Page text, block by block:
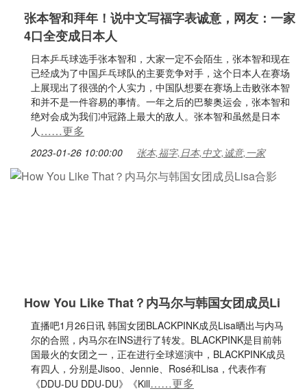
张本智和拜年！说中文写福字表诚意，网友：一家
4口全变成日本人
日本乒乓球选手张本智和，大家一定不会陌生，张本智和现在
已经成为了中国乒乓球队的主要竞争对手，这个日本人在赛场
上展现出了很强的个人实力，中国队想要在赛场上击败张本智
和并不是一件容易的事情。一年之后的巴黎奥运会，张本智和
绝对会成为我们冲冠路上最大的敌人。张本智和虽然是日本
人……更多
2023-01-26 10:00:00 张本,福字,日本,中文,诚意,一家
How You Like That？内马尔与韩国女团成员Li
直播吧1月26日讯 韩国女团BLACKPINK成员Lisa晒出与内马
尔的合照，内马尔在INS进行了转发。BLACKPINK是目前韩
国最火的女团之一，正在进行全球巡演中，BLACKPINK成员
有四人，分别是Jisoo、Jennie、Rosé和Lisa，代表作有
《DDU-DU DDU-DU》《Kill……更多